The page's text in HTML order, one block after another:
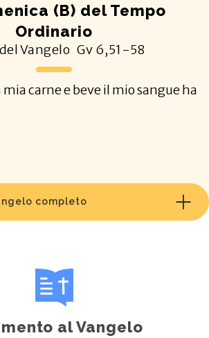
(B) del Tempo
Ordinario
Vangelo Gv 6,51-58
carne e beve il mio sangue ha
completo
al Vangelo